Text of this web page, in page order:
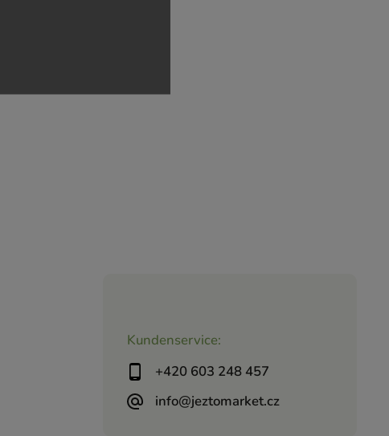
Kundenservice:
+420 603 248 457
info@jeztomarket.cz